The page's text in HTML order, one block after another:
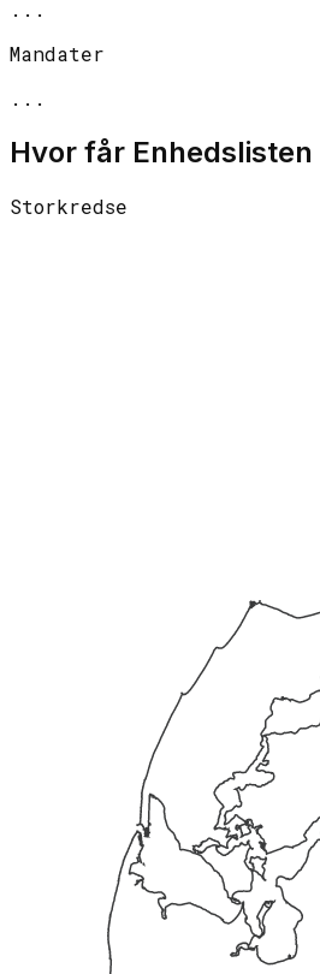
...
Mandater
...
Hvor får Enhedslisten
Storkredse